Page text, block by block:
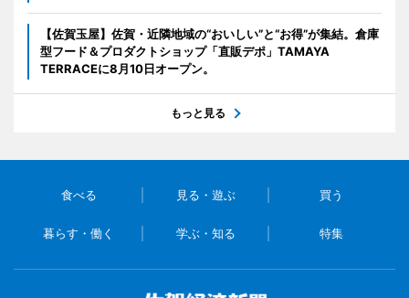
【佐賀玉屋】佐賀・近隣地域の“おいしい”と“お得”が集結。倉庫
型フード＆プロダクトショップ「直販デポ」TAMAYA
TERRACEに8月10日オープン。
もっと見る
食べる 見る・遊ぶ 買う
暮らす・働く 学ぶ・知る 特集